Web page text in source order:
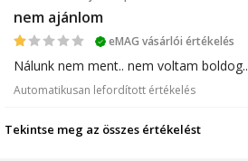
nem ajánlom
eMAG vásárlói értékelés
Nálunk nem ment.. nem voltam boldog..
Automatikusan lefordított értékelés
Tekintse meg az összes értékelést